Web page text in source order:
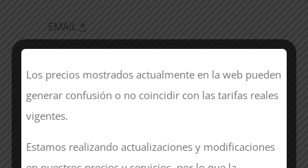
EMAIL *
Si lo deseas, puedes dejarnos un mensaje
adicional
Los precios mostrados actualmente en la web pueden
generar confusión o no coincidir con las tarifas reales
vigentes.
Estamos realizando actualizaciones y modificaciones